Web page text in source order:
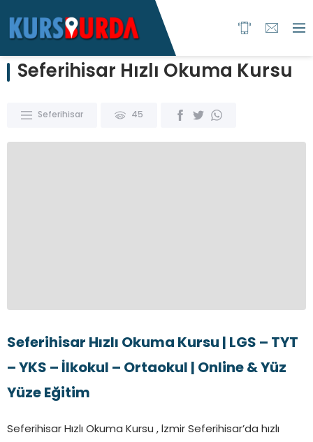
Seferihisar Hızlı Okuma Kursu
Seferihisar 45
Seferihisar Hızlı Okuma Kursu | LGS – TYT
– YKS – İlkokul – Ortaokul | Online & Yüz
Yüze Eğitim
Seferihisar Hızlı Okuma Kursu , İzmir Seferihisar’da hızlı